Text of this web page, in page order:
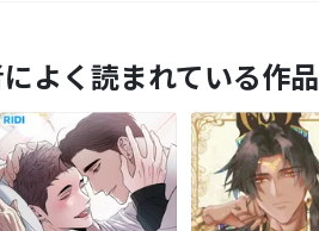
よく読まれている作品